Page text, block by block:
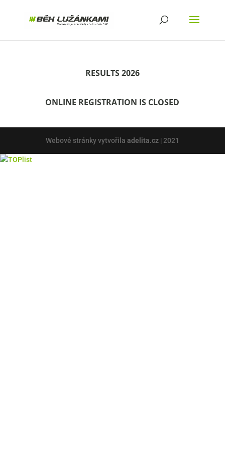
RESULTS 2026
ONLINE REGISTRATION IS CLOSED
Webové stránky vytvořila adelita.cz| 2021